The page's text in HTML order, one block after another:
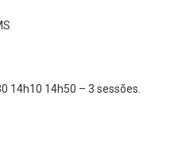
14h10 14h50 – 3 sessões.